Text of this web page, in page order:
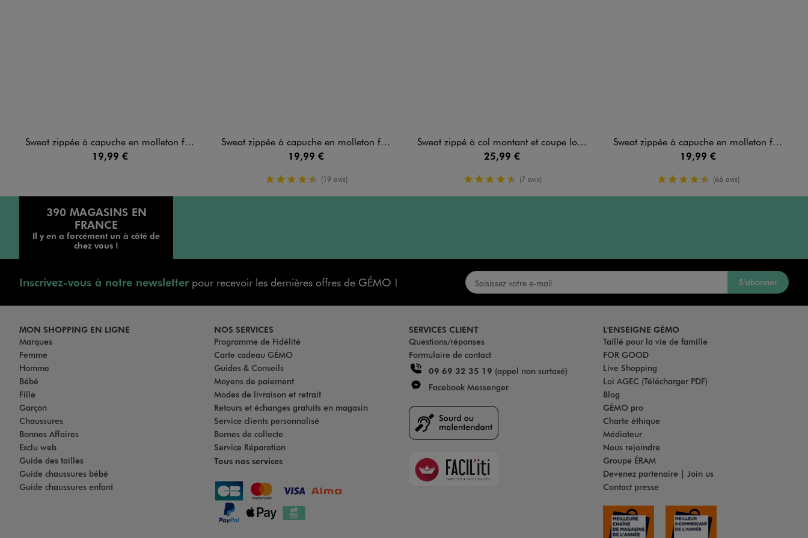
Sweat zippée à capuche en molleton femme
19,99 €
Sweat zippée à capuche en molleton femme
19,99 €
4.5/5 de moyenne
(19 avis)
Sweat zippé à col montant et coupe loose femme
25,99 €
4.5/5 de moyenne
(7 avis)
Sweat zippée à capuche en molleton femme
19,99 €
4.5/5 de moyenne
(66 avis)
390 MAGASINS EN
FRANCE
Il y en a forcément un à côté de
chez vous !
Inscrivez-vous à notre newsletterpour recevoir les dernières offres de GÉMO ! S’abonner
MON SHOPPING EN LIGNE
Marques
Femme
Homme
Bébé
Fille
Garçon
Chaussures
Bonnes Affaires
Exclu web
Guide des tailles
Guide chaussures bébé
Guide chaussures enfant
NOS SERVICES
Programme de Fidélité
Carte cadeau GÉMO
Guides & Conseils
Moyens de paiement
Modes de livraison et retrait
Retours et échanges gratuits en magasin
Service clients personnalisé
Bornes de collecte
Service Réparation
Tous nos services
SERVICES CLIENT
Questions/réponses
Formulaire de contact
09 69 32 35 19 (appel non surtaxé)
Facebook Messenger
Faciliti
L'ENSEIGNE GÉMO
Taillé pour la vie de famille
FOR GOOD
Live Shopping
Loi AGEC (Télécharger PDF)
Blog
GÉMO pro
Charte éthique
Médiateur
Nous rejoindre
Groupe ÉRAM
Devenez partenaire | Join us
Contact presse